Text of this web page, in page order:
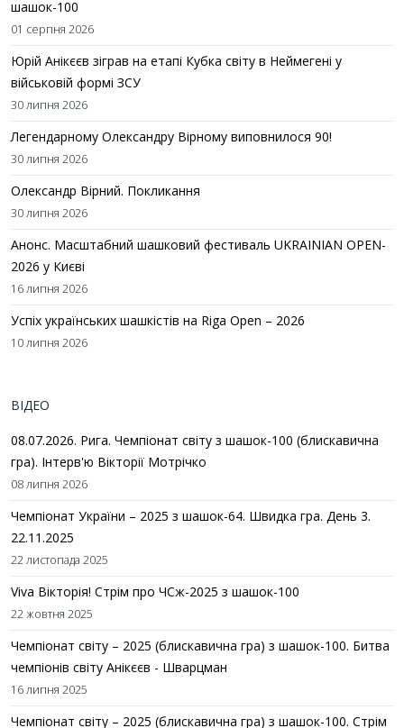
шашок-100
01 серпня 2026
Юрій Анікєєв зіграв на етапі Кубка світу в Неймегені у
військовій формі ЗСУ
30 липня 2026
Легендарному Олександру Вірному виповнилося 90!
30 липня 2026
Олександр Вірний. Покликання
30 липня 2026
Анонс. Масштабний шашковий фестиваль UKRAINIAN OPEN-
2026 у Києві
16 липня 2026
Успіх українських шашкістів на Riga Open – 2026
10 липня 2026
ВІДЕО
08.07.2026. Рига. Чемпіонат світу з шашок-100 (блискавична
гра). Інтерв'ю Вікторії Мотрічко
08 липня 2026
Чемпіонат України – 2025 з шашок-64. Швидка гра. День 3.
22.11.2025
22 листопада 2025
Viva Вікторія! Стрім про ЧСж-2025 з шашок-100
22 жовтня 2025
Чемпіонат світу – 2025 (блискавична гра) з шашок-100. Битва
чемпіонів світу Анікєєв - Шварцман
16 липня 2025
Чемпіонат світу – 2025 (блискавична гра) з шашок-100. Стрім